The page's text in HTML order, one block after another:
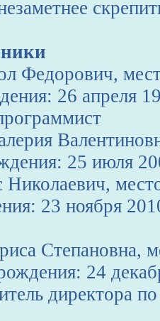
Федорович,
26 апреля
25 июля
23 ноября
Степановна,
24
директора